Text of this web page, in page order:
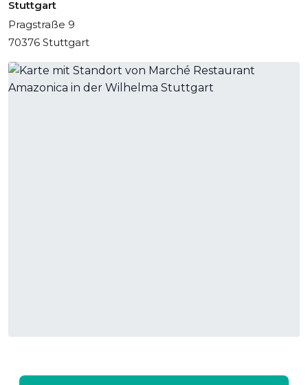
Stuttgart
Pragstraße 9
70376 Stuttgart